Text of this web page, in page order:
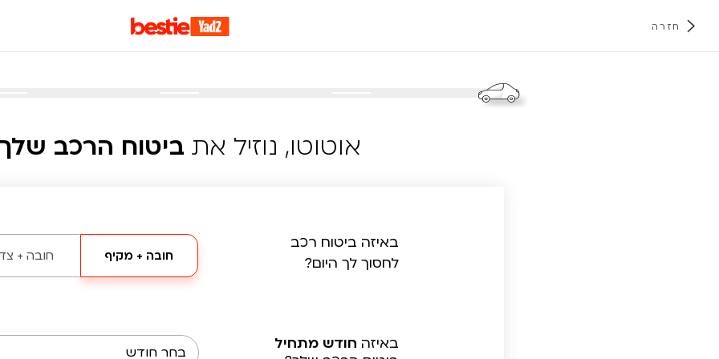
חזרה
אוטוטו, נוזיל את ביטוח הרכב
באיזה ביטוח רכב
לחסוך לך היום?
חובה + מקיף חובה +
באיזה חודש מתחיל